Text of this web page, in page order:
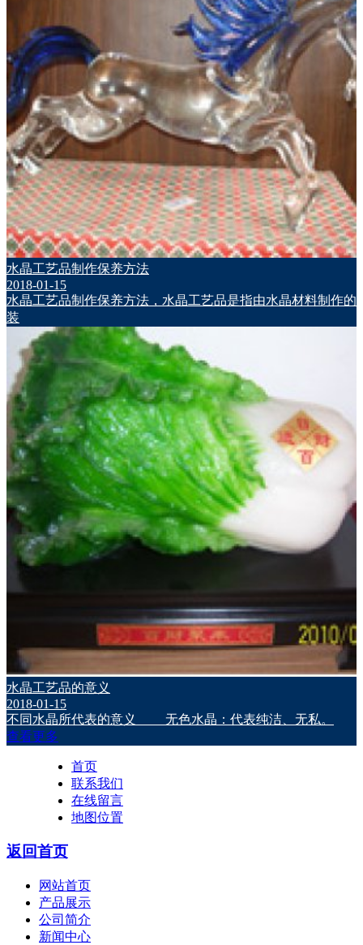
水晶工艺品制作保养方法
2018-01-15
水晶工艺品制作保养方法，水晶工艺品是指由水晶材料制作的
装
水晶工艺品的意义
2018-01-15
不同水晶所代表的意义 无色水晶：代表纯洁、无私。
查看更多
首页
联系我们
在线留言
地图位置
返回首页
网站首页
产品展示
公司简介
新闻中心